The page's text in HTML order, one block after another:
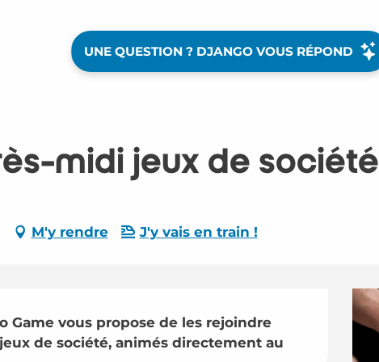
UNE QUESTION ? DJANGO VOUS RÉPOND
midi jeux de société
M'y rendre J'y vais en train !
Game vous propose de les rejoindre
de société, animés directement au